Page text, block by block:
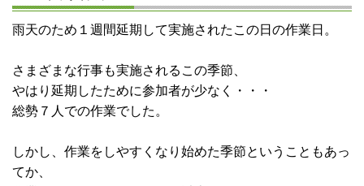
雨天のため１週間延期して実施されたこの日の作業日。
さまざまな行事も実施されるこの季節、
やはり延期したために参加者が少なく・・・
総勢７人での作業でした。
しかし、作業をしやすくなり始めた季節ということもあっ
てか、